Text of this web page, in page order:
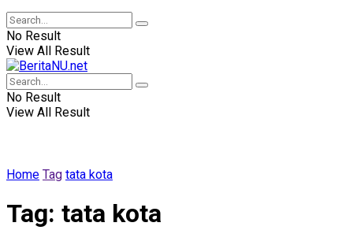
No Result
View All Result
No Result
View All Result
Home Tag tata kota
Tag: tata kota